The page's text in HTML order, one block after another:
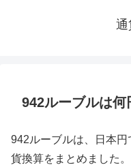
通
942ルーブルは何
942ルーブルは、日本
貨換算をまとめました。